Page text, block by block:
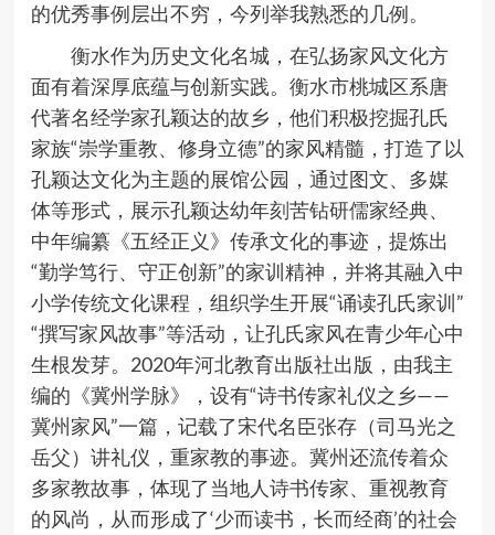
的优秀事例层出不穷，今列举我熟悉的几例。
衡水作为历史文化名城，在弘扬家风文化方
面有着深厚底蕴与创新实践。衡水市桃城区系唐
代著名经学家孔颖达的故乡，他们积极挖掘孔氏
家族“崇学重教、修身立德”的家风精髓，打造了以
孔颖达文化为主题的展馆公园，通过图文、多媒
体等形式，展示孔颖达幼年刻苦钻研儒家经典、
中年编纂《五经正义》传承文化的事迹，提炼出
“勤学笃行、守正创新”的家训精神，并将其融入中
小学传统文化课程，组织学生开展“诵读孔氏家训”
“撰写家风故事”等活动，让孔氏家风在青少年心中
生根发芽。2020年河北教育出版社出版，由我主
编的《冀州学脉》，设有“诗书传家礼仪之乡——
冀州家风”一篇，记载了宋代名臣张存（司马光之
岳父）讲礼仪，重家教的事迹。冀州还流传着众
多家教故事，体现了当地人诗书传家、重视教育
的风尚，从而形成了‘少而读书，长而经商’的社会